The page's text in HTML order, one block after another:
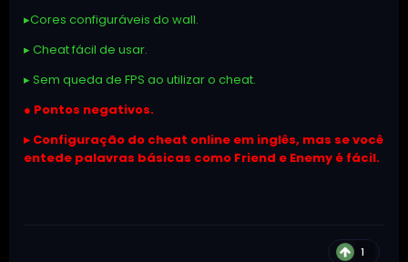
▸Cores configuráveis do wall.
▸ Cheat fácil de usar.
▸ Sem queda de FPS ao utilizar o cheat.
● Pontos negativos.
▸ Configuração do cheat online em inglês, mas se você
entede palavras básicas como Friend e Enemy é fácil.
1